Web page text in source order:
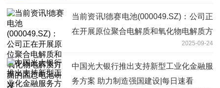
当前资讯!德赛电池(000049.SZ)：公司正
在开展原位聚合电解质和氧化物电解质方
2025-09-24
中国光大银行推出支持新型工业化金融服
务方案 助力制造强国建设|每日速看